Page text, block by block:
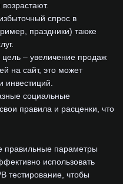
спрос в
праздники) также
– увеличение продаж
на сайт, это может
инвестиций.
социальные
правила и расценки, что
правильные параметры
использовать
тестирование, чтобы